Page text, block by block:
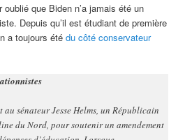
que Biden n’a jamais été un
Depuis qu’il est étudiant de première
a toujours étédu côté conservateur
au sénateur Jesse Helms, un Républicain
du Nord, pour soutenir un amendement